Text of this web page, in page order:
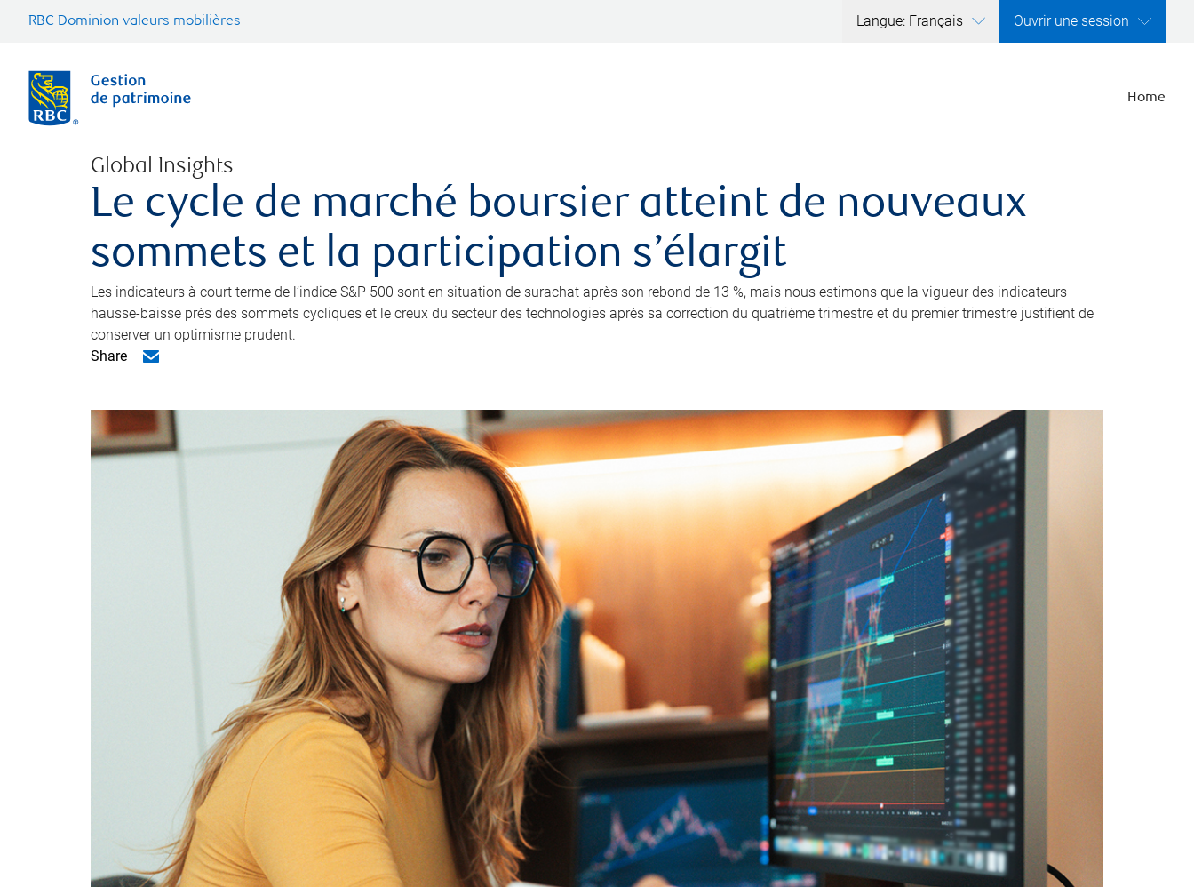
RBC Dominion valeurs mobilières Langue: Français Ouvrir une session
Home
Global Insights
Le cycle de marché boursier atteint de nouveaux
sommets et la participation s’élargit
Les indicateurs à court terme de l’indice S&P 500 sont en situation de surachat après son rebond de 13 %, mais nous estimons que la vigueur des indicateurs
hausse-baisse près des sommets cycliques et le creux du secteur des technologies après sa correction du quatrième trimestre et du premier trimestre justifient de
conserver un optimisme prudent.
Share